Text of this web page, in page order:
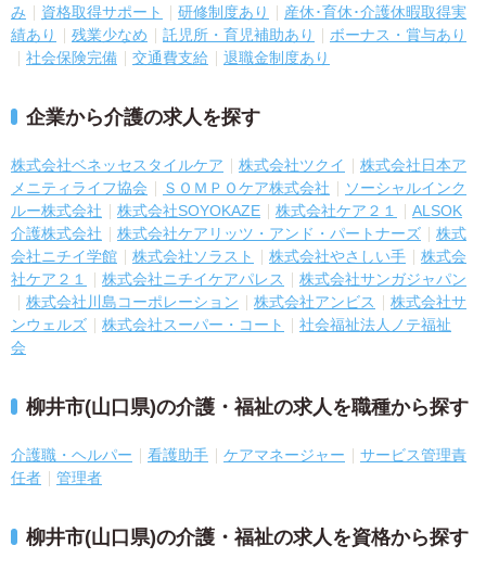
み
資格取得サポート 研修制度あり
産休･育休･介護休暇取得実
績あり
残業少なめ 託児所・育児補助あり
ボーナス・賞与あり
社会保険完備
交通費支給 退職金制度あり
企業から介護の求人を探す
株式会社ベネッセスタイルケア 株式会社ツクイ
株式会社日本ア
メニティライフ協会
ＳＯＭＰＯケア株式会社
ソーシャルインク
ルー株式会社
株式会社SOYOKAZE 株式会社ケア２１
ALSOK
介護株式会社
株式会社ケアリッツ・アンド・パートナーズ
株式
会社ニチイ学館
株式会社ソラスト 株式会社やさしい手
株式会
社ケア２１
株式会社ニチイケアパレス
株式会社サンガジャパン
株式会社川島コーポレーション
株式会社アンビス
株式会社サ
ンウェルズ
株式会社スーパー・コート
社会福祉法人ノテ福祉
会
柳井市(山口県)の介護・福祉の求人を職種から探す
介護職・ヘルパー 看護助手 ケアマネージャー
サービス管理責
任者
管理者
柳井市(山口県)の介護・福祉の求人を資格から探す